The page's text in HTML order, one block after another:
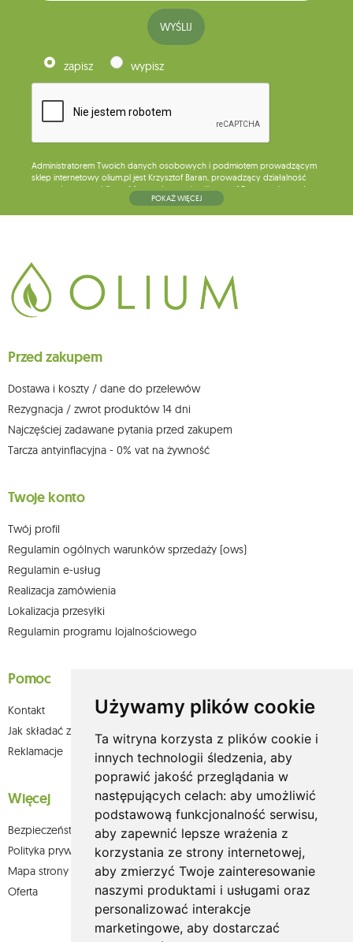
Używamy plików cookie
Ta witryna korzysta z plików cookie i
innych technologii śledzenia, aby
poprawić jakość przeglądania w
następujących celach: aby umożliwić
podstawową funkcjonalność serwisu,
aby zapewnić lepsze wrażenia z
korzystania ze strony internetowej,
aby zmierzyć Twoje zainteresowanie
naszymi produktami i usługami oraz
personalizować interakcje
marketingowe, aby dostarczać
WYŚLIJ
zapisz wypisz
Administratorem Twoich danych osobowych i podmiotem prowadzącym
sklep internetowy olium.pl jest Krzysztof Baran, prowadzący działalność
gospodarczą pod firmą: Mouton Interactive Krzysztof Baran wpisaną do
Centralnej Ewidencji i Informacji o Działalności Gospodarczej, adres
głównego miejsca wykonywania działalności w Siedlcach, ul. Starowiejska
Dane będą przetwarzane w celu wysyłki newslettera i przechowywane do
chwili rezygnacji z subskrypcji.
Przysługuje Ci prawo do żądania dostępu do swoich danych osobowych,
ich sprostowania, usunięcia, ograniczenia przetwarzania, wniesienia
sprzeciwu wobec przetwarzania swoich danych oraz prawo do
którego dokonano na podstawie zgody przed jej cofnięciem. W tym celu
możesz kontaktować się z działem obsługi klienta Mouton Interactive pod
Więcej informacji: www.mouton.pl/ODO
POKAŻ WIĘCEJ
Przed zakupem
Dostawa i koszty / dane do przelewów
Rezygnacja / zwrot produktów 14 dni
Najczęściej zadawane pytania przed zakupem
Tarcza antyinflacyjna - 0% vat na żywność
Twoje konto
Twój profil
Regulamin ogólnych warunków sprzedaży (ows)
Regulamin e-usług
Realizacja zamówienia
Lokalizacja przesyłki
Regulamin programu lojalnościowego
Pomoc
Kontakt
Jak składać zamówienia w sklepie olium.pl?
Reklamacje
Więcej
Bezpieczeństwo płatności
Polityka prywatności
Mapa strony
Oferta